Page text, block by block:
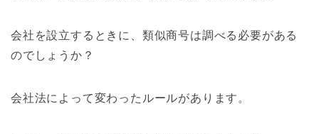
会社を設立するときに、類似商号は調べる必要がある
のでしょうか？
会社法によって変わったルールがあります。